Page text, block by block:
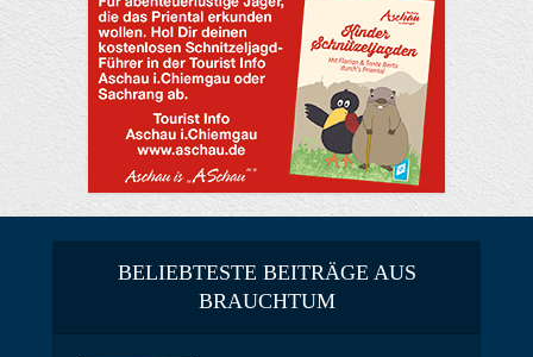
BELIEBTESTE BEITRÄGE AUS
BRAUCHTUM